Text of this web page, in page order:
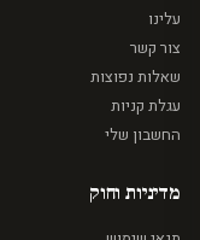
עלינו
צור קשר
שאלות נפוצות
עגלת קניות
החשבון שלי
מדיניות וחוק